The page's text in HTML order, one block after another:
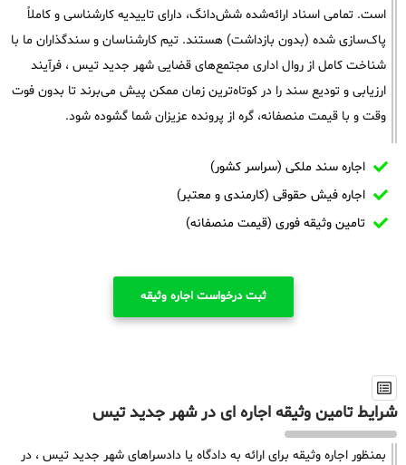
است. تمامی اسناد ارائه‌شده شش‌دانگ، دارای تاییدیه کارشناسی و کاملاً
پاک‌سازی شده (بدون بازداشت) هستند. تیم کارشناسان و سندگذاران ما با
شناخت کامل از روال اداری مجتمع‌های قضایی شهر جدید تیس ، فرآیند
ارزیابی و تودیع سند را در کوتاه‌ترین زمان ممکن پیش می‌برند تا بدون فوت
وقت و با قیمت منصفانه، گره از پرونده عزیزان شما گشوده شود.
اجاره سند ملکی (سراسر کشور)
اجاره فیش حقوقی (کارمندی و معتبر)
تامین وثیقه فوری (قیمت منصفانه)
ثبت درخواست اجاره وثیقه
شرایط تامین وثیقه اجاره ای در شهر جدید تیس
بمنظور اجاره وثیقه برای ارائه به دادگاه یا دادسراهای شهر جدید تیس ، در